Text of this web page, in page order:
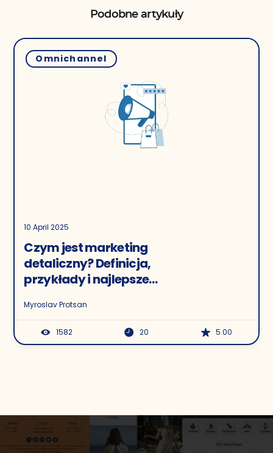
Podobne artykuły
Omnichannel
10 April 2025
Czym jest marketing
detaliczny? Definicja,
przykłady i najlepsze
Myroslav Protsan
1582 20 5.00